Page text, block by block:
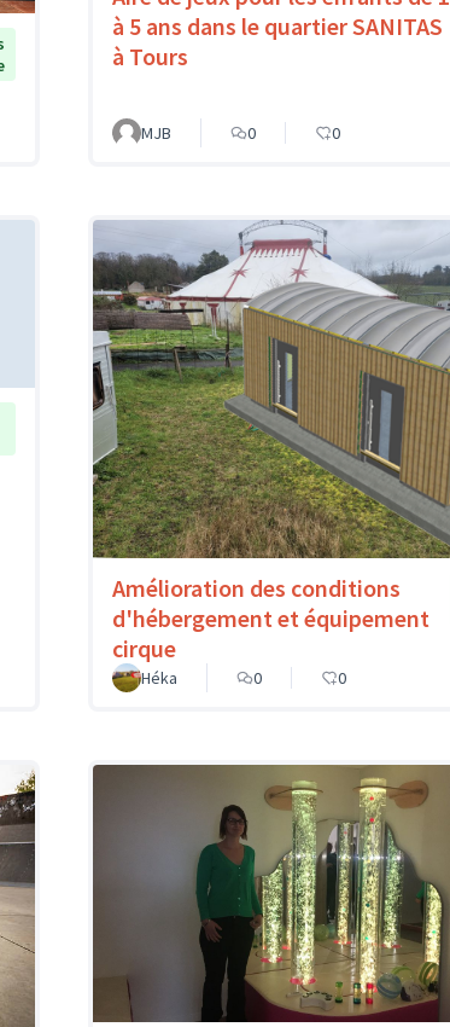
à 5 ans dans le quartier SANITAS
à Tours
MJB 0 0
Amélioration des conditions
d'hébergement et équipement
cirque
Héka 0 0